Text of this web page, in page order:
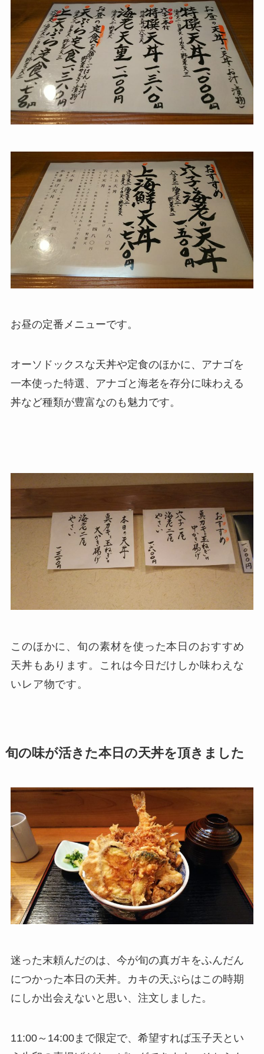
お昼の定番メニューです。
オーソドックスな天丼や定食のほかに、アナゴを
一本使った特選、アナゴと海老を存分に味わえる
丼など種類が豊富なのも魅力です。
このほかに、旬の素材を使った本日のおすすめ
天丼もあります。これは今日だけしか味わえな
いレア物です。
旬の味が活きた本日の天丼を頂きました
迷った末頼んだのは、今が旬の真ガキをふんだん
につかった本日の天丼。カキの天ぷらはこの時期
にしか出会えないと思い、注文しました。
11:00～14:00まで限定で、希望すれば玉子天とい